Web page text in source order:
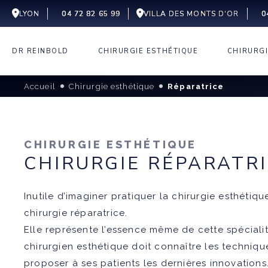
LYON 04 72 82 65 99 VILLA DES MONTS D'OR
DR REINBOLD
LIEUX CENTRE CELEST
AVIS GOOGLE
FAQ
CHIRURGIE ESTHÉTIQUE
VISAGE
DEEP
SILHOUETTE
CHIRURGIE
DERMATOLOGIQUE
LIPOMES
PECTUS
Accueil Chirurgie esthétique Réparatrice
CHIRURGIE ESTHÉTIQUE
CHIRURGIE
Inutile d’imaginer pratiquer la chirurgie
chirurgie réparatrice.
Elle représente l’essence même de cette
chirurgien esthétique doit connaître les
proposer à ses patients les dernières innovations.